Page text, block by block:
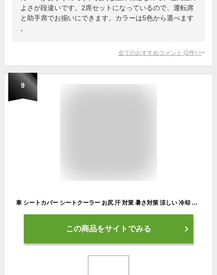
よさが段違いです。2席セットになっているので、運転席
と助手席でお揃いにできます。カラーは5色から選べます
。
全てのおすすめコメント (2件) >
9
車 シートカバー シートクーラー お尻 汗 対策 暑さ対策 涼しい 冷却 冷感 座席シートカバー クッション 蒸れ対策 蒸れない 汗対策 夏 洗える メッシュ 運転 スポーツ ジョギング 仕事 臭い アウトドア 腰痛 クール カバー 洗える 尻 黒
この商品をサイトでみる